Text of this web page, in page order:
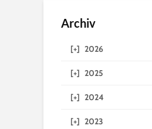
Archiv
[+] 2026
[+] 2025
[+] 2024
[+] 2023